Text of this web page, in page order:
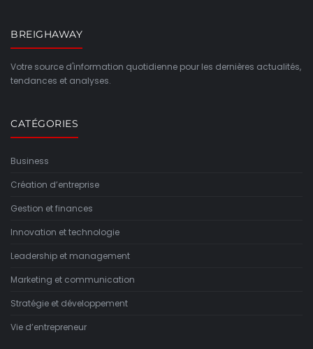
BREIGHAWAY
Votre source d'information quotidienne pour les dernières actualités,
tendances et analyses.
CATÉGORIES
Business
Création d’entreprise
Gestion et finances
Innovation et technologie
Leadership et management
Marketing et communication
Stratégie et développement
Vie d’entrepreneur